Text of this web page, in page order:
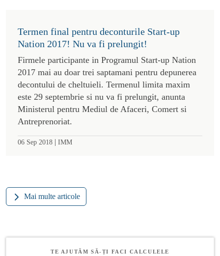
Termen final pentru deconturile Start-up
Nation 2017! Nu va fi prelungit!
Firmele participante in Programul Start-up Nation
2017 mai au doar trei saptamani pentru depunerea
decontului de cheltuieli. Termenul limita maxim
este 29 septembrie si nu va fi prelungit, anunta
Ministerul pentru Mediul de Afaceri, Comert si
Antreprenoriat.
06 Sep 2018 | IMM
Mai multe articole
TE AJUTĂM SĂ-ȚI FACI CALCULELE